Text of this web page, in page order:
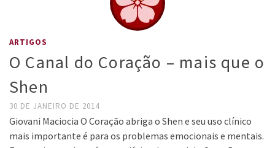
ARTIGOS
O Canal do Coração – mais que o
Shen
30 DE JANEIRO DE 2014
Giovani Maciocia O Coração abriga o Shen e seu uso clínico
mais importante é para os problemas emocionais e mentais.